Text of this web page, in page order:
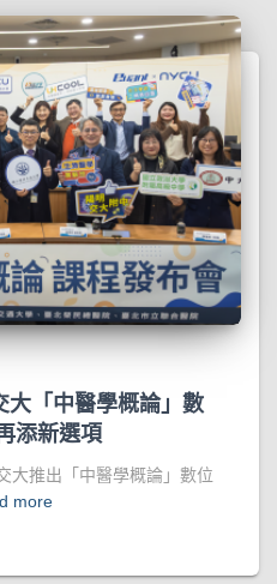
大「中醫學概論」數
添新選項
大推出「中醫學概論」數位
more